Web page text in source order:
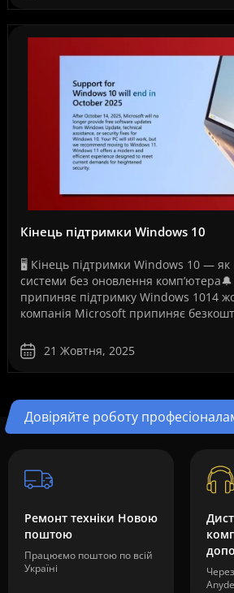
Кінець підтримки Windows 10
🖥️ Кінець підтримки Windows 10 —
системи без оновлення
припиняє підтримку Windows 1014
компанія Microsoft припиняє
21 Жовтня, 2025
Довіряйте роботу
Ремонт техніки Новою
поштою
Працюємо поштою по всій
Україні